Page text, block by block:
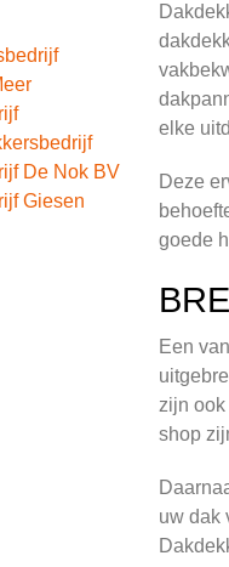
De Nok BV
Giesen
elke
Deze
goede
Een
zijn
shop
uw dak